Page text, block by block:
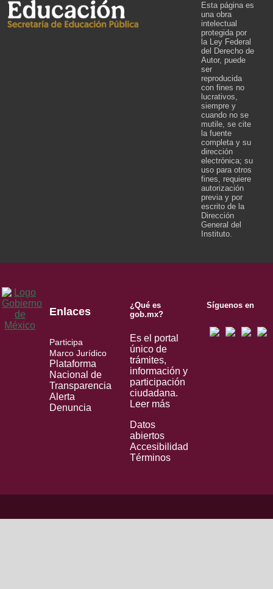
Esta página es
una obra
intelectual
protegida por
la Ley Federal
del Derecho de
Autor, puede
ser
reproducida
con fines no
lucrativos,
siempre y
cuando no se
mutile, se cite
la fuente
completa y su
dirección
electrónica; su
uso para otros
fines, requiere
autorización
previa y por
escrito de la
Dirección
General del
Instituto.
Enlaces
Participa
Marco Jurídico
Plataforma
Nacional de
Transparencia
Alerta
Denuncia
¿Qué es
gob.mx?
Es el portal
único de
trámites,
información y
participación
ciudadana.
Leer más
Datos
abiertos
Accesibilidad
Términos
Síguenos en